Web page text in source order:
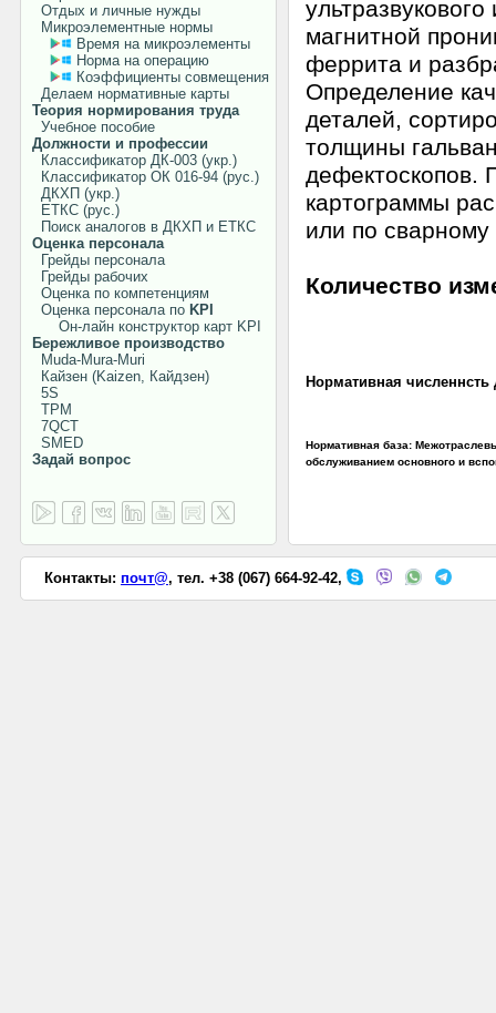
Отдых и личные нужды
Микроэлементные нормы
Время на микроэлементы
Норма на операцию
Коэффициенты совмещения
Делаем нормативные карты
Теория нормирования труда
Учебное пособие
Должности и профессии
Классификатор ДК-003 (укр.)
Классификатор ОК 016-94 (рус.)
ДКХП (укр.)
ЕТКС (рус.)
Поиск аналогов в ДКХП и ЕТКС
Оценка персонала
Грейды персонала
Грейды рабочих
Оценка по компетенциям
Оценка персонала по KPI
Он-лайн конструктор карт KPI
Бережливое производство
Muda-Mura-Muri
Кайзен (Kaizen, Кайдзен)
5S
TPM
7QCT
SMED
Задай вопрос
магнитной
феррита и
Определение
деталей,
толщины
дефектоскопов.
картограммы
или по
Количество
Нормативная
Нормативная база:
обслуживанием основного и
Контакты: почт@, тел. +38 (067) 664-92-42,